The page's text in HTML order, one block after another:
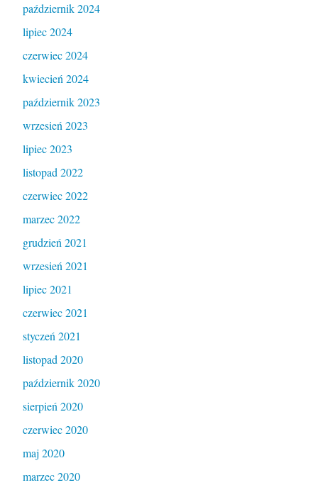
październik 2024
lipiec 2024
czerwiec 2024
kwiecień 2024
październik 2023
wrzesień 2023
lipiec 2023
listopad 2022
czerwiec 2022
marzec 2022
grudzień 2021
wrzesień 2021
lipiec 2021
czerwiec 2021
styczeń 2021
listopad 2020
październik 2020
sierpień 2020
czerwiec 2020
maj 2020
marzec 2020